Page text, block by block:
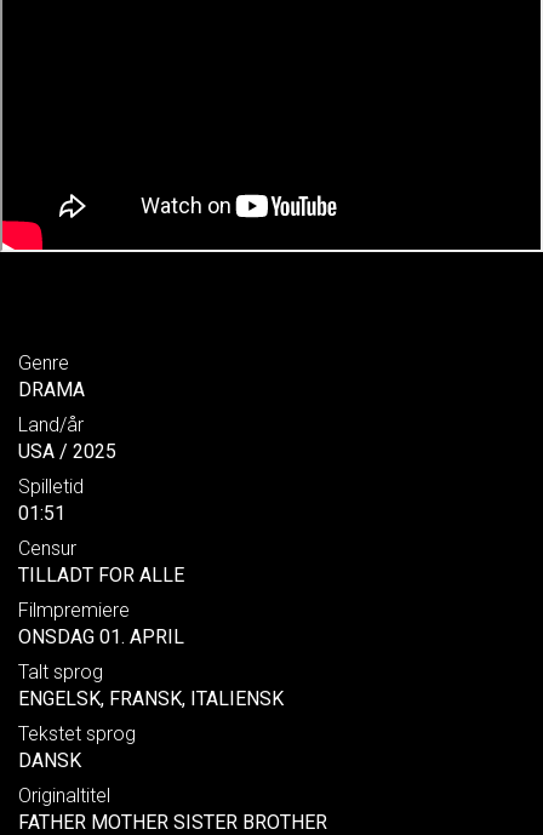
Genre
DRAMA
Land/år
USA / 2025
Spilletid
01:51
Censur
TILLADT FOR ALLE
Filmpremiere
ONSDAG 01. APRIL
Talt sprog
ENGELSK, FRANSK, ITALIENSK
Tekstet sprog
DANSK
Originaltitel
FATHER MOTHER SISTER BROTHER